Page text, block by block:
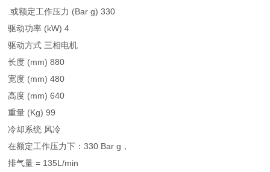
.或额定工作压力 (Bar g) 330
驱动功率 (kW) 4
驱动方式 三相电机
长度 (mm) 880
宽度 (mm) 480
高度 (mm) 640
重量 (Kg) 99
冷却系统 风冷
在额定工作压力下：330 Bar g，
排气量 = 135L/min